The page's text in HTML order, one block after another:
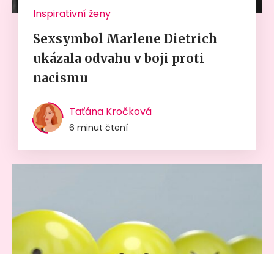
Inspirativní ženy
Sexsymbol Marlene Dietrich
ukázala odvahu v boji proti
nacismu
Taťána Kročková
6 minut čtení